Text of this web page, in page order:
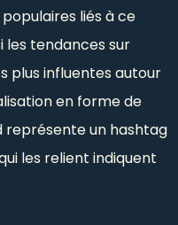
liés à ce
les tendances sur
plus influentes autour
en forme de
représente un hashtag
les relient indiquent